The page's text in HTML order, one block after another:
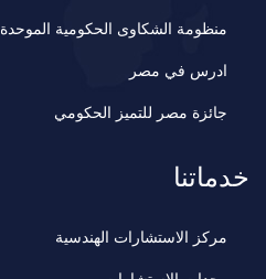
منظومة الشكاوى الحكومية الموحدة
ادرس في مصر
جائزة مصر للتميز الحكومي
خدماتنا
مركز الاستشارات الهندسية